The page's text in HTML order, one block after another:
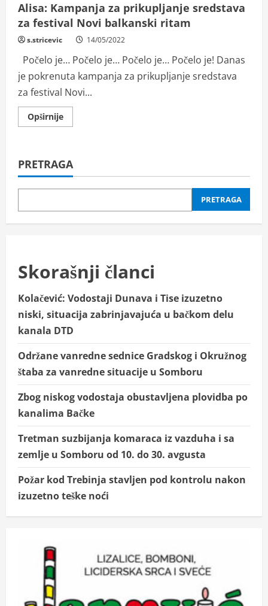
Alisa: Kampanja za prikupljanje sredstava
za festival Novi balkanski ritam
s.stricevic 14/05/2022
Počelo je… Počelo je… Počelo je… Počelo je! Danas
je pokrenuta kampanja za prikupljanje sredstava
za festival Novi...
OpširnijeRead
more
za
prikupljanje
sredstava
festival
balkanski
PRETRAGA
PRETRAGA
Skorašnji članci
Kolačević: Vodostaji Dunava i Tise izuzetno
niski, situacija zabrinjavajuća u bačkom delu
kanala DTD
Održane vanredne sednice Gradskog i Okružnog
štaba za vanredne situacije u Somboru
Zbog niskog vodostaja obustavljena plovidba po
kanalima Bačke
Tretman suzbijanja komaraca iz vazduha i sa
zemlje u Somboru od 10. do 30. avgusta
Požar kod Trebinja stavljen pod kontrolu nakon
izuzetno teške noći